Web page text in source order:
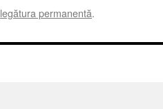
legătura permanentă.